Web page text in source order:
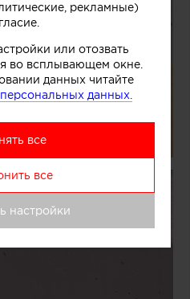
рекламные)
или отозвать
во всплывающем окне.
данных читайте
данных.
все
все
настройки